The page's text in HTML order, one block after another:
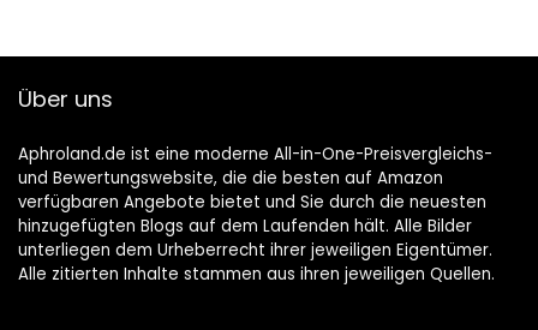
Über uns
Aphroland.de ist eine moderne All-in-One-Preisvergleichs-
und Bewertungswebsite, die die besten auf Amazon
verfügbaren Angebote bietet und Sie durch die neuesten
hinzugefügten Blogs auf dem Laufenden hält. Alle Bilder
unterliegen dem Urheberrecht ihrer jeweiligen Eigentümer.
Alle zitierten Inhalte stammen aus ihren jeweiligen Quellen.